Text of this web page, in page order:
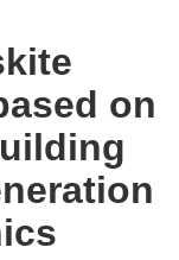
on